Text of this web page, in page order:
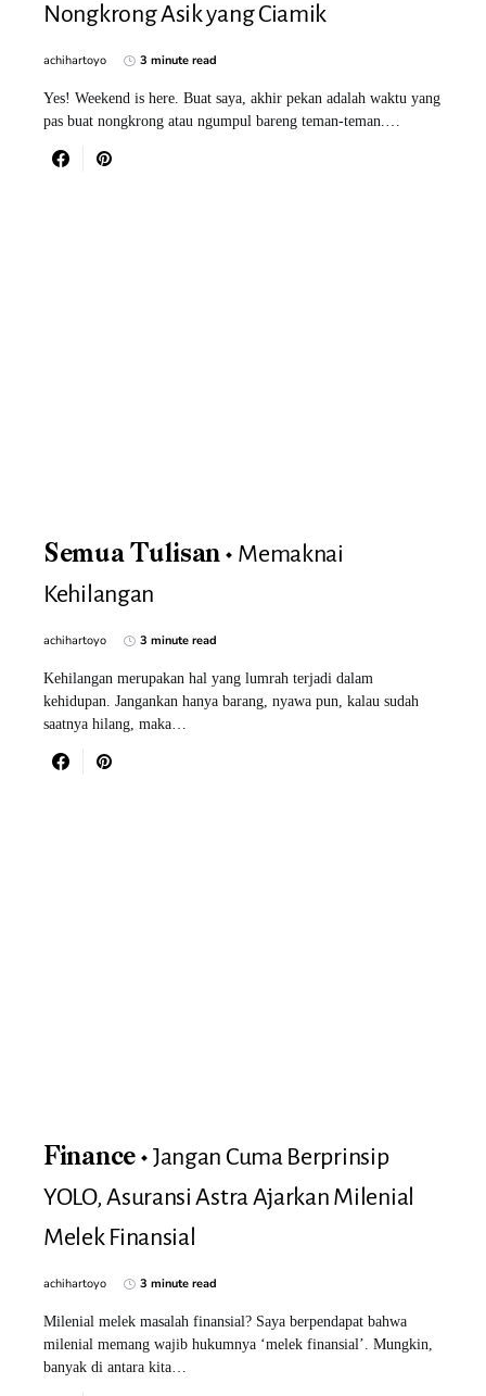
Nongkrong Asik yang Ciamik
achihartoyo 3 minute read
Yes! Weekend is here. Buat saya, akhir pekan adalah waktu yang
pas buat nongkrong atau ngumpul bareng teman-teman.…
Semua Tulisan
Memaknai
Kehilangan
achihartoyo 3 minute read
Kehilangan merupakan hal yang lumrah terjadi dalam
kehidupan. Jangankan hanya barang, nyawa pun, kalau sudah
saatnya hilang, maka…
Finance
Jangan Cuma Berprinsip
YOLO, Asuransi Astra Ajarkan Milenial
Melek Finansial
achihartoyo 3 minute read
Milenial melek masalah finansial? Saya berpendapat bahwa
milenial memang wajib hukumnya ‘melek finansial’. Mungkin,
banyak di antara kita…